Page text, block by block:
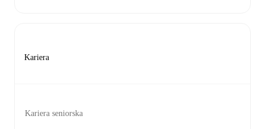
Kariera
Kariera seniorska